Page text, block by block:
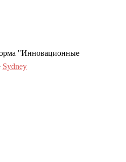
"Инновационные
Sydney